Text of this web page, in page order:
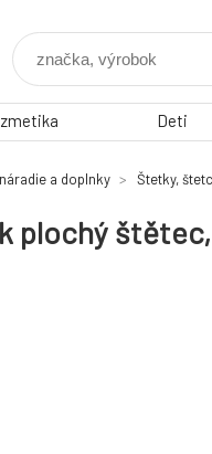
Deti
a doplnky Štetky,
plochý štětec,